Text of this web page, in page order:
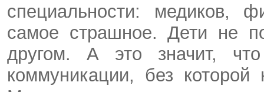
специальности: медиков,
самое страшное. Дети не
другом. А это значит,
коммуникации, без